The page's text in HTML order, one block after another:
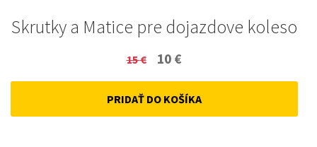
Skrutky a Matice pre dojazdove koleso
15€
Original
price
was:
10 €
price
is:
PRIDAŤ DO KOŠÍKA